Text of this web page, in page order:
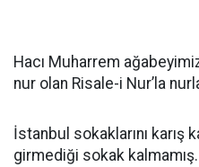
Hacı Muharrem
nur olan Risale-i Nur’la
İstanbul sokaklarını karış
girmediği sokak